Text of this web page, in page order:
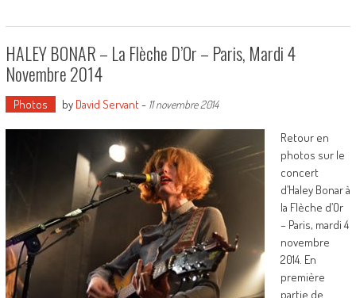
HALEY BONAR – La Flèche D’Or – Paris, Mardi 4
Novembre 2014
Photos by David Servant- 11 novembre 2014
Retour en
photos sur le
concert
d’Haley Bonar à
la Flèche d’Or
– Paris, mardi 4
novembre
2014. En
première
partie de